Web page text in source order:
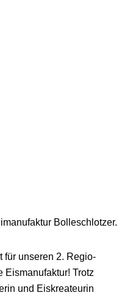
Bolleschlotzer.
für unseren 2. Regio-
Eismanufaktur! Trotz
und Eiskreateurin